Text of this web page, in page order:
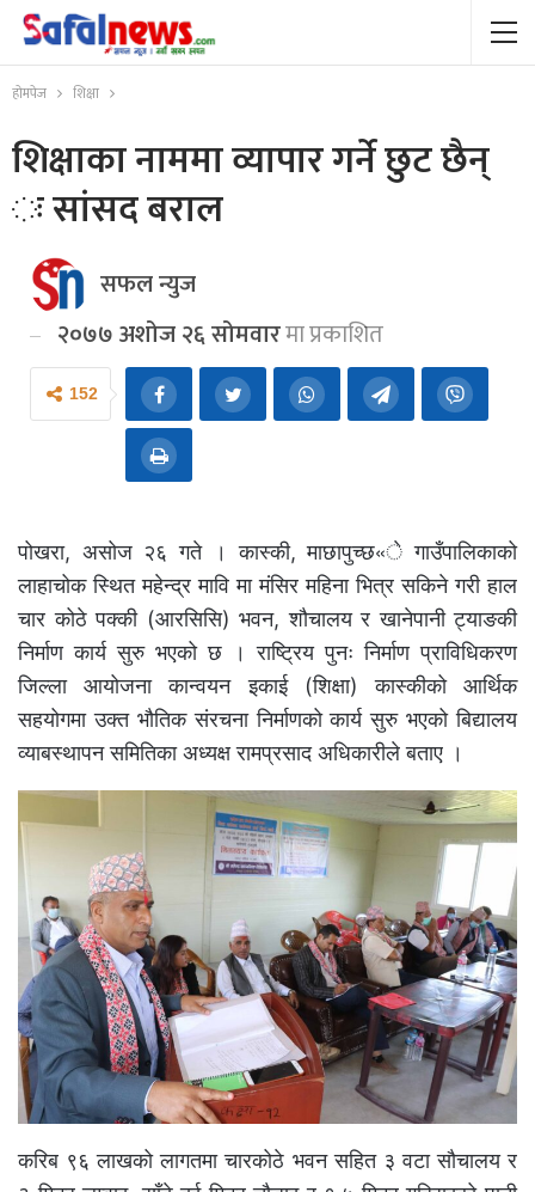
होमपेज शिक्षा
शिक्षाका नाममा व्यापार गर्ने छुट छैन्
ः सांसद बराल
सफल न्युज
२०७७ अशोज २६ सोमवारमा प्रकाशित
152
पोखरा, असोज २६ गते । कास्की, माछापुच्छ«े गाउँपालिकाको
लाहाचोक स्थित महेन्द्र मावि मा मंसिर महिना भित्र सकिने गरी हाल
चार कोठे पक्की (आरसिसि) भवन, शौचालय र खानेपानी ट्याङकी
निर्माण कार्य सुरु भएको छ । राष्ट्रिय पुनः निर्माण प्राविधिकरण
जिल्ला आयोजना कान्वयन इकाई (शिक्षा) कास्कीको आर्थिक
सहयोगमा उक्त भौतिक संरचना निर्माणको कार्य सुरु भएको बिद्यालय
व्याबस्थापन समितिका अध्यक्ष रामप्रसाद अधिकारीले बताए ।
करिब ९६ लाखको लागतमा चारकोठे भवन सहित ३ वटा सौचालय र